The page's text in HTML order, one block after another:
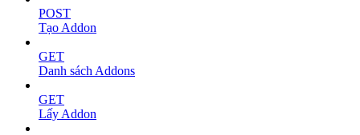
POST
Tạo Addon
GET
Danh sách Addons
GET
Lấy Addon